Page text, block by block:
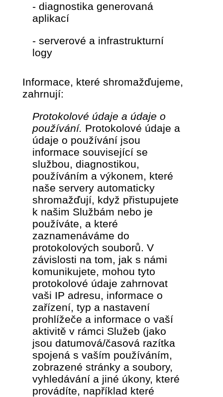
- diagnostika generovaná
aplikací
- serverové a infrastrukturní
logy
Informace, které shromažďujeme,
zahrnují:
Protokolové údaje a údaje o
používání. Protokolové údaje a
údaje o používání jsou
informace související se
službou, diagnostikou,
používáním a výkonem, které
naše servery automaticky
shromažďují, když přistupujete
k našim Službám nebo je
používáte, a které
zaznamenáváme do
protokolových souborů. V
závislosti na tom, jak s námi
komunikujete, mohou tyto
protokolové údaje zahrnovat
vaši IP adresu, informace o
zařízení, typ a nastavení
prohlížeče a informace o vaší
aktivitě v rámci Služeb (jako
jsou datumová/časová razítka
spojená s vaším používáním,
zobrazené stránky a soubory,
vyhledávání a jiné úkony, které
provádíte, například které